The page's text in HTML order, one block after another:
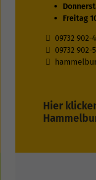
Freitag
09732 902-
09732 902-
Hier